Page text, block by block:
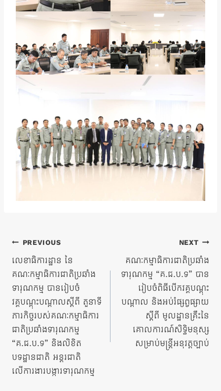
ការ​
នាំទិស​
ប្រកាស
PREVIOUS
លេខាធិការដ្ឋាន នៃ
គណៈកម្មាធិការជាតិប្រឆាំង
ទារុណកម្ម បានរៀបចំ
វគ្គបណ្តុះបណ្តាលស្តីពី តួនាទី
ភារកិច្ចរបស់គណៈកម្មាធិការ
ជាតិប្រឆាំងទារុណកម្ម
“គ.ជ.ប.ទ” និងលិខិត
បទដ្ឋានជាតិ អន្តរជាតិ
លើការងារបង្ការទារុណកម្ម
NEXT
គណៈកម្មាធិការជាតិប្រឆាំង
ទារុណកម្ម “គ.ជ.ប.ទ” បាន
រៀបចំពិធីបើកវគ្គបណ្ដុះ
បណ្ដាល និងអប់រំផ្សព្វផ្សាយ
ស្ដីពី មូលដ្ឋានគ្រឹះនៃ
គោលការណ៍សិទ្ធិមនុស្ស
សម្រាប់មន្រ្តីអនុវត្តច្បាប់